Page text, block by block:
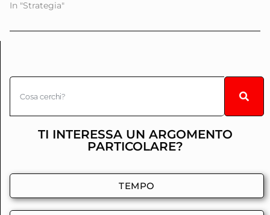
In "Strategia"
TI INTERESSA UN ARGOMENTO
PARTICOLARE?
TEMPO